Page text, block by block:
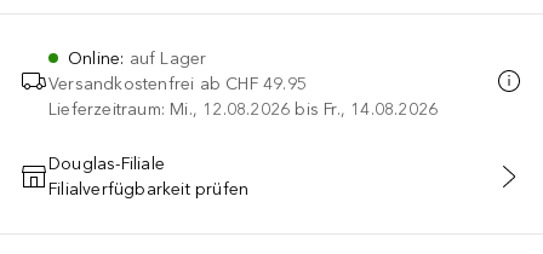
Online: auf Lager
Versandkostenfrei ab CHF 49.95
Lieferzeitraum: Mi., 12.08.2026 bis Fr., 14.08.2026
IN DEN WARENKORB
Douglas-Filiale
Filialverfügbarkeit prüfen